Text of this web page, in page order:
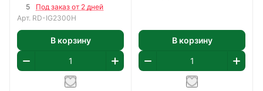
5
Под заказ от 2 дней
Арт. RD-IG2300H
В корзину В корзину